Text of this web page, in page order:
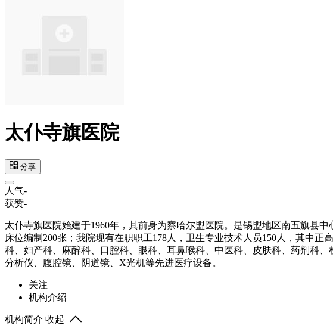
太仆寺旗医院
分享
人气-
获赞-
太仆寺旗医院始建于1960年，其前身为察哈尔盟医院。是锡盟地区南五旗县
床位编制200张；我院现有在职职工178人，卫生专业技术人员150人，其中
科、妇产科、麻醉科、口腔科、眼科、耳鼻喉科、中医科、皮肤科、药剂科
分析仪、腹腔镜、阴道镜、X光机等先进医疗设备。
关注
机构介绍
机构简介 收起